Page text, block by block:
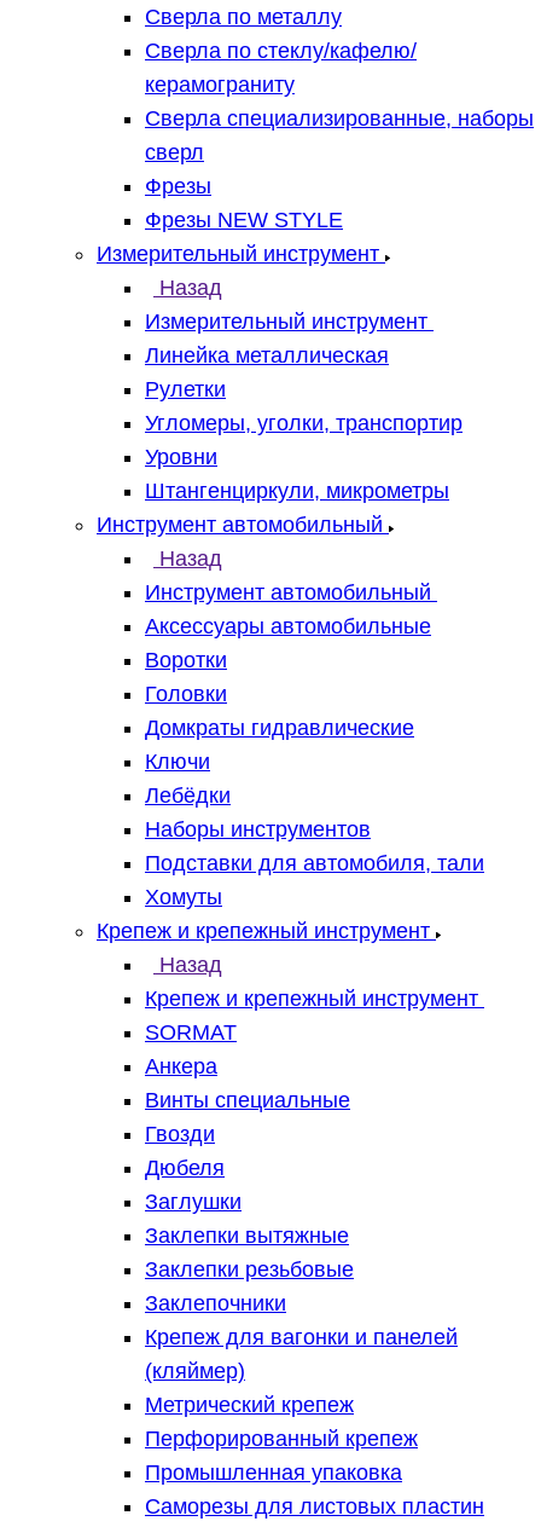
Сверла по металлу
Сверла по стеклу/кафелю/
керамограниту
Сверла специализированные, наборы
сверл
Фрезы
Фрезы NEW STYLE
Измерительный инструмент
Назад
Измерительный инструмент
Линейка металлическая
Рулетки
Угломеры, уголки, транспортир
Уровни
Штангенциркули, микрометры
Инструмент автомобильный
Назад
Инструмент автомобильный
Аксессуары автомобильные
Воротки
Головки
Домкраты гидравлические
Ключи
Лебёдки
Наборы инструментов
Подставки для автомобиля, тали
Хомуты
Крепеж и крепежный инструмент
Назад
Крепеж и крепежный инструмент
SORMAT
Анкера
Винты специальные
Гвозди
Дюбеля
Заглушки
Заклепки вытяжные
Заклепки резьбовые
Заклепочники
Крепеж для вагонки и панелей
(кляймер)
Метрический крепеж
Перфорированный крепеж
Промышленная упаковка
Саморезы для листовых пластин